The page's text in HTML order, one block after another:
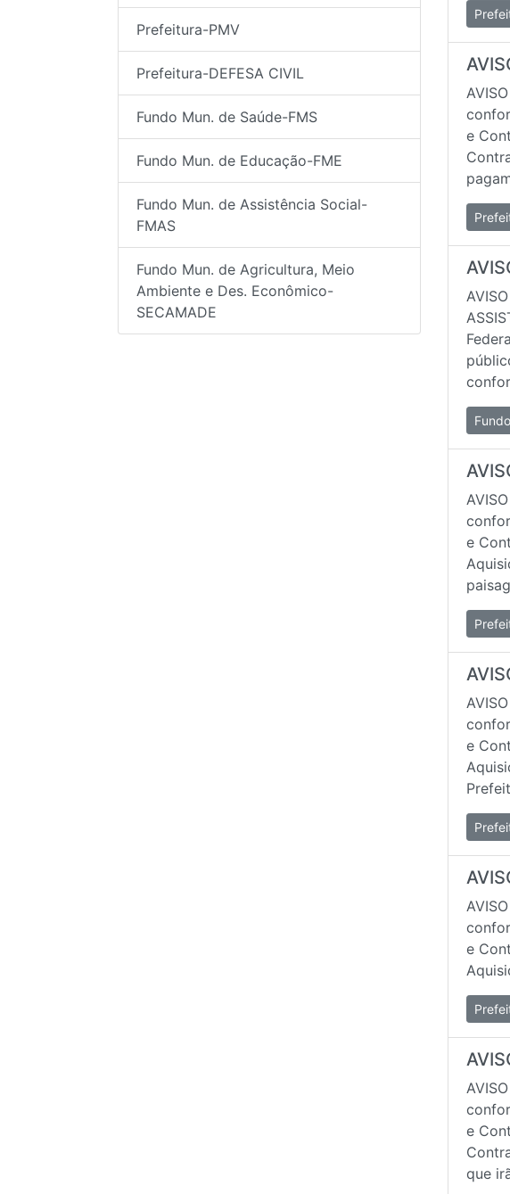
Prefeitura-PMV
Prefeitura-DEFESA CIVIL
Fundo Mun. de Saúde-FMS
Fundo Mun. de Educação-FME
Fundo Mun. de Assistência Social-
FMAS
Fundo Mun. de Agricultura, Meio
Ambiente e Des. Econômico-
SECAMADE
e
e
e
e
e
que